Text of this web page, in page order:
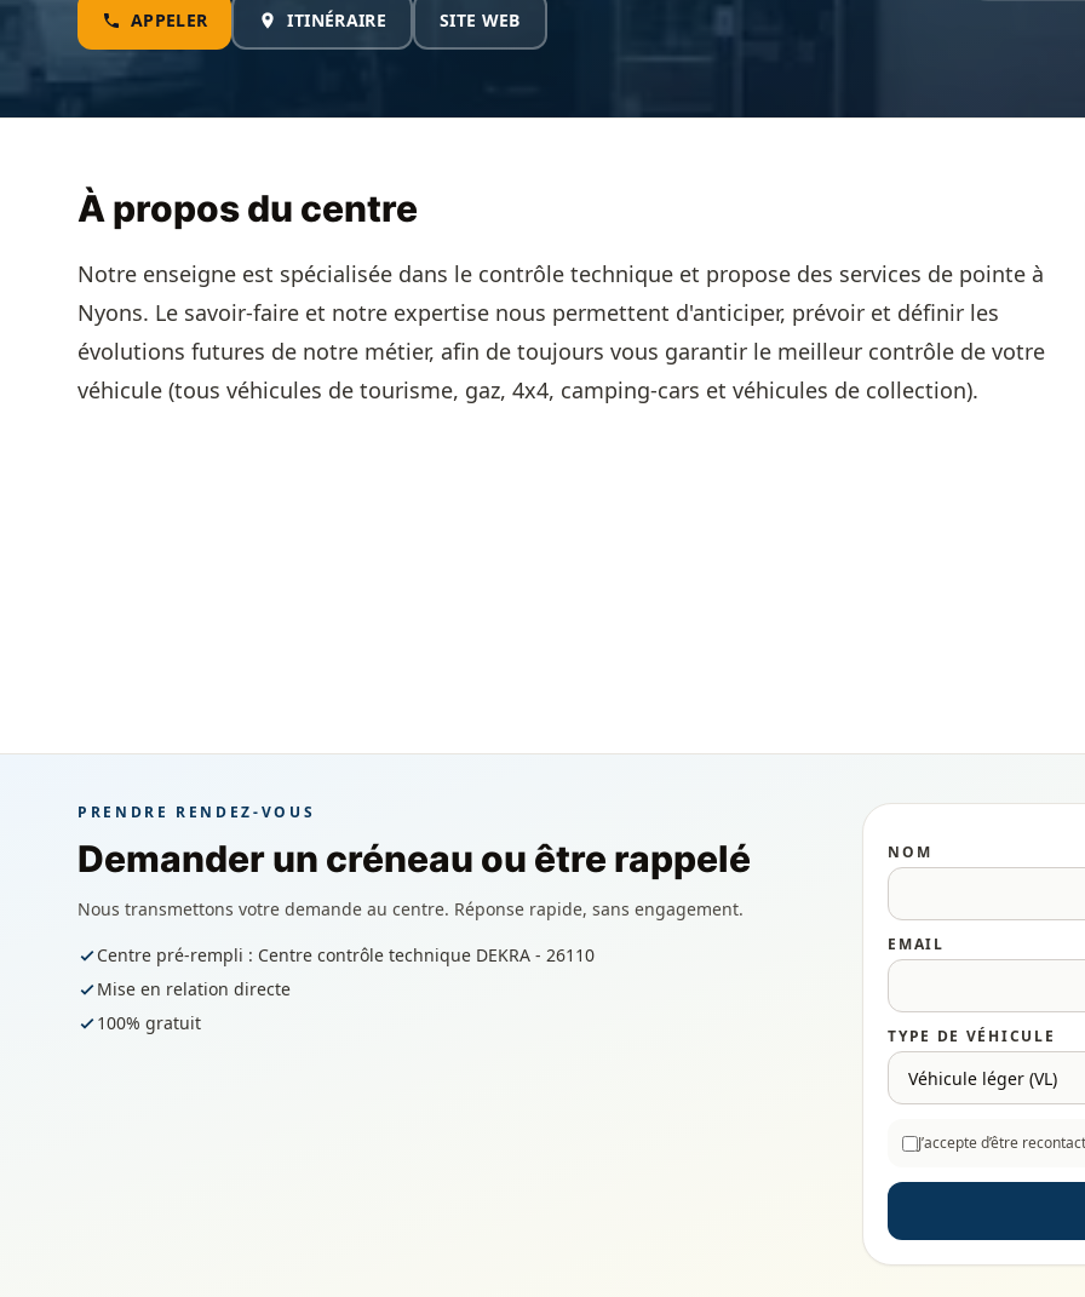
APPELER ITINÉRAIRE SITE WEB
À propos du centre
Notre enseigne est spécialisée dans le contrôle technique et propose des services de pointe à
Nyons. Le savoir-faire et notre expertise nous permettent d'anticiper, prévoir et définir les
évolutions futures de notre métier, afin de toujours vous garantir le meilleur contrôle de votre
véhicule (tous véhicules de tourisme, gaz, 4x4, camping-cars et véhicules de collection).
PRENDRE RENDEZ-VOUS
Demander un créneau ou être rappelé
Nous transmettons votre demande au centre. Réponse rapide, sans engagement.
Centre pré-rempli : Centre contrôle technique DEKRA - 26110
Mise en relation directe
100% gratuit
NOM
EMAIL
TYPE DE VÉHICULE
J’accepte d’être